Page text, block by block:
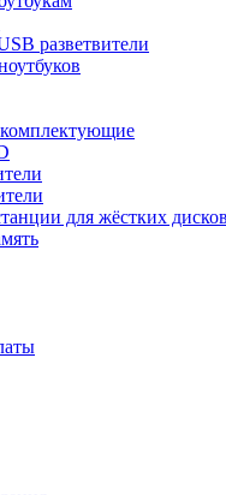
разветвители
для жёстких